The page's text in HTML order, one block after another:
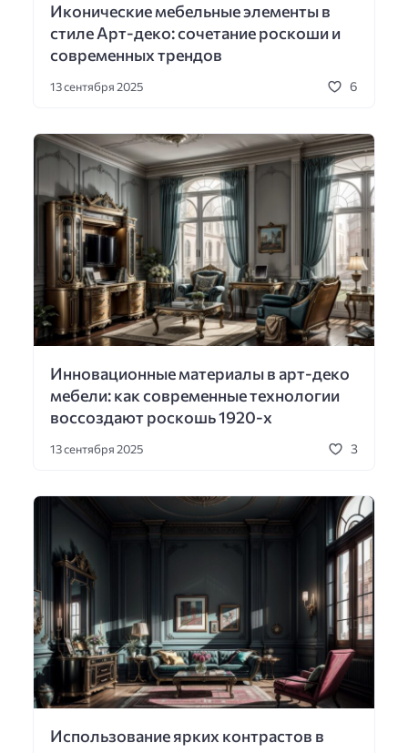
Иконические мебельные элементы в
стиле Арт-деко: сочетание роскоши и
современных трендов
13 сентября 2025 6
Инновационные материалы в арт-деко
мебели: как современные технологии
воссоздают роскошь 1920-х
13 сентября 2025 3
Использование ярких контрастов в